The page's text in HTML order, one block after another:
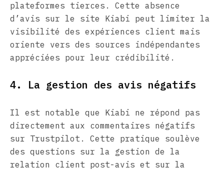
plateformes tierces. Cette absence
d’avis sur le site Kiabi peut limiter la
visibilité des expériences client mais
oriente vers des sources indépendantes
appréciées pour leur crédibilité.
4. La gestion des avis négatifs
Il est notable que Kiabi ne répond pas
directement aux commentaires négatifs
sur Trustpilot. Cette pratique soulève
des questions sur la gestion de la
relation client post-avis et sur la